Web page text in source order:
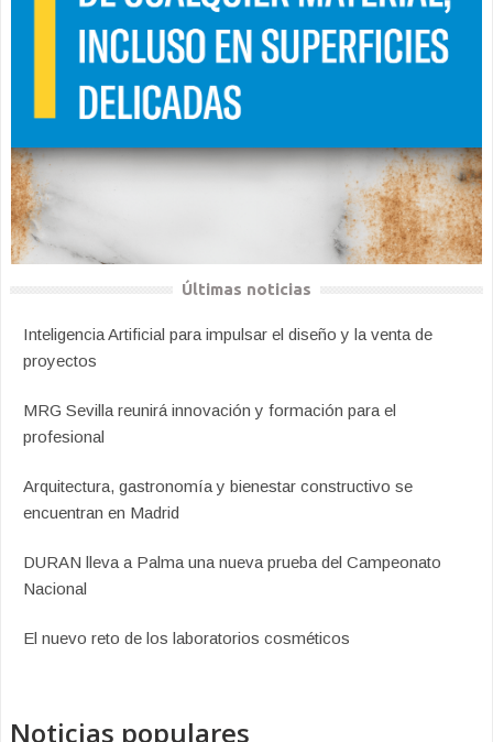
Últimas noticias
Inteligencia Artificial para impulsar el diseño y la venta de
proyectos
MRG Sevilla reunirá innovación y formación para el
profesional
Arquitectura, gastronomía y bienestar constructivo se
encuentran en Madrid
DURAN lleva a Palma una nueva prueba del Campeonato
Nacional
El nuevo reto de los laboratorios cosméticos
Noticias populares